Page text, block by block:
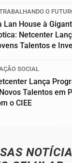
O
Lan House à
Netcenter
Talentos e
SOCIAL
Lança
Talentos em
o CIEE